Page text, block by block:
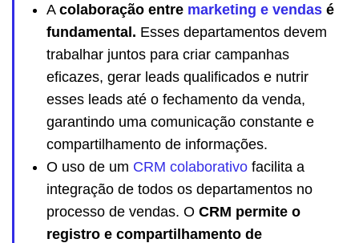
A colaboração entre marketing e vendas é
fundamental. Esses departamentos devem
trabalhar juntos para criar campanhas
eficazes, gerar leads qualificados e nutrir
esses leads até o fechamento da venda,
garantindo uma comunicação constante e
compartilhamento de informações.
O uso de um CRM colaborativo facilita a
integração de todos os departamentos no
processo de vendas. O CRM permite o
registro e compartilhamento de